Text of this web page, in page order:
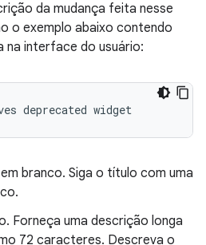
da mudança feita nesse
o exemplo abaixo contendo
na interface do usuário:
deprecated widget
branco. Siga o título com uma
Forneça uma descrição longa
72 caracteres. Descreva o